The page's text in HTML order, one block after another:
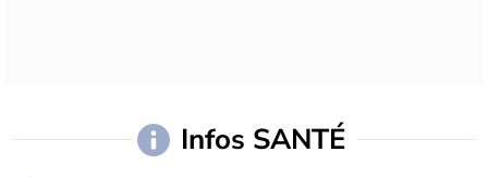
Infos SANTÉ